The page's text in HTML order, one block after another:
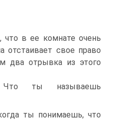
что в ее комнате очень
отстаивает свое право
два отрывка из этого
ты называешь
ты понимаешь, что